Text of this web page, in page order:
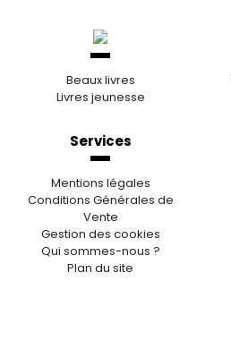
Beaux livres
Livres jeunesse
Services
Mentions légales
Conditions Générales de
Vente
Gestion des cookies
Qui sommes-nous ?
Plan du site